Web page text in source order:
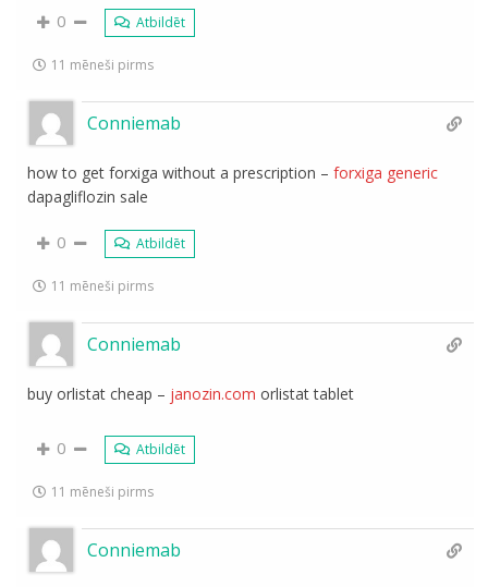
0 Atbildēt
11 mēneši pirms
Conniemab
how to get forxiga without a prescription –forxiga generic
dapagliflozin sale
0 Atbildēt
11 mēneši pirms
Conniemab
buy orlistat cheap – janozin.com orlistat tablet
0 Atbildēt
11 mēneši pirms
Conniemab